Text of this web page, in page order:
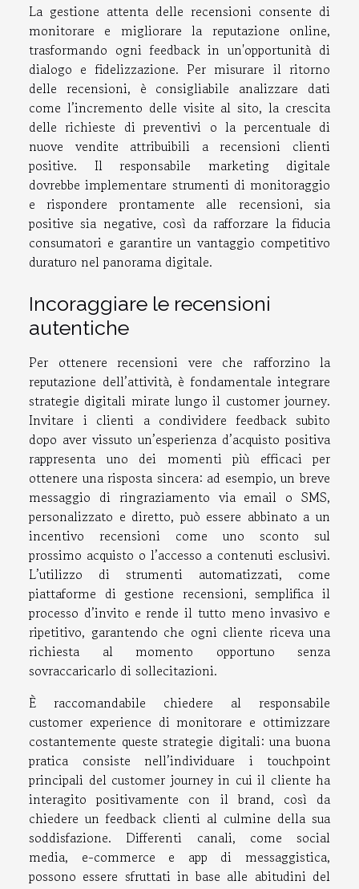
La gestione attenta delle recensioni consente di
monitorare e migliorare la reputazione online,
trasformando ogni feedback in un'opportunità di
dialogo e fidelizzazione. Per misurare il ritorno
delle recensioni, è consigliabile analizzare dati
come l’incremento delle visite al sito, la crescita
delle richieste di preventivi o la percentuale di
nuove vendite attribuibili a recensioni clienti
positive. Il responsabile marketing digitale
dovrebbe implementare strumenti di monitoraggio
e rispondere prontamente alle recensioni, sia
positive sia negative, così da rafforzare la fiducia
consumatori e garantire un vantaggio competitivo
duraturo nel panorama digitale.
Incoraggiare le recensioni
autentiche
Per ottenere recensioni vere che rafforzino la
reputazione dell’attività, è fondamentale integrare
strategie digitali mirate lungo il customer journey.
Invitare i clienti a condividere feedback subito
dopo aver vissuto un’esperienza d’acquisto positiva
rappresenta uno dei momenti più efficaci per
ottenere una risposta sincera: ad esempio, un breve
messaggio di ringraziamento via email o SMS,
personalizzato e diretto, può essere abbinato a un
incentivo recensioni come uno sconto sul
prossimo acquisto o l’accesso a contenuti esclusivi.
L’utilizzo di strumenti automatizzati, come
piattaforme di gestione recensioni, semplifica il
processo d’invito e rende il tutto meno invasivo e
ripetitivo, garantendo che ogni cliente riceva una
richiesta al momento opportuno senza
sovraccaricarlo di sollecitazioni.
È raccomandabile chiedere al responsabile
customer experience di monitorare e ottimizzare
costantemente queste strategie digitali: una buona
pratica consiste nell’individuare i touchpoint
principali del customer journey in cui il cliente ha
interagito positivamente con il brand, così da
chiedere un feedback clienti al culmine della sua
soddisfazione. Differenti canali, come social
media, e-commerce e app di messaggistica,
possono essere sfruttati in base alle abitudini del